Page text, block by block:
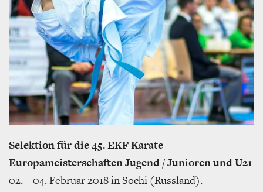
Selektion für die 45. EKF Karate
Europameisterschaften Jugend / Junioren und U21
02. – 04. Februar 2018 in Sochi (Russland).